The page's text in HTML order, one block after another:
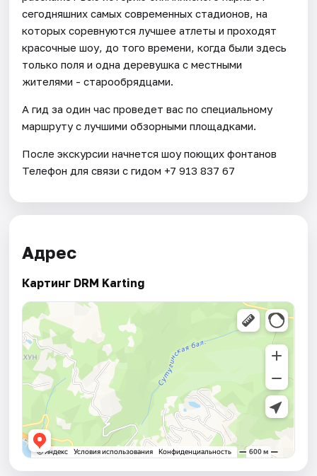
сегодняшних самых современных стадионов, на
которых соревнуются лучшее атлеты и проходят
красочные шоу, до того времени, когда были здесь
только поля и одна деревушка с местными
жителями - старообрядцами.
А гид за один час проведет вас по специальному
маршруту с лучшими обзорными площадками.
После экскурсии начнется шоу поющих фонтанов
Телефон для связи с гидом +7 913 837 67
Адрес
Картинг DRM Karting